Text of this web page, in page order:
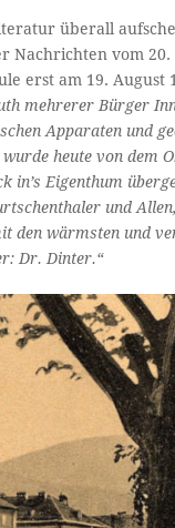
überall
Nachrichten vom
erst am 19.
mehrerer Bürger
Apparaten und
heute von
Eigenthum
und
den wärmsten und
Dr. Dinter.“